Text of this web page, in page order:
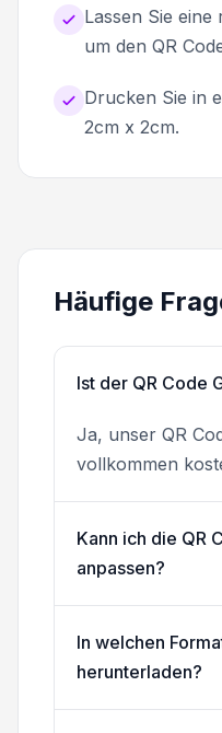
Lassen Sie
um den QR
Drucken Sie in
2cm x 2cm.
Häufige
Ist der QR Code
Ja, unser QR
vollkommen
Kann ich die QR
anpassen?
In welchen
herunterladen?